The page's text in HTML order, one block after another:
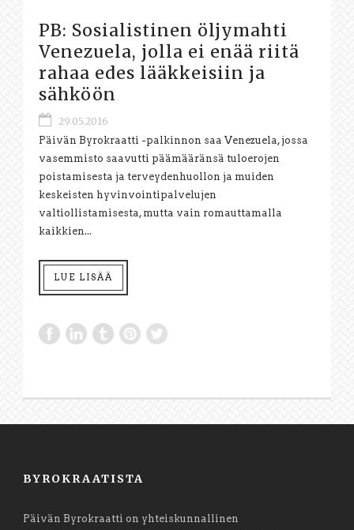
PB: Sosialistinen öljymahti
Venezuela, jolla ei enää riitä
rahaa edes lääkkeisiin ja
sähköön
29.05.2016
Päivän Byrokraatti -palkinnon saa Venezuela, jossa
vasemmisto saavutti päämääränsä tuloerojen
poistamisesta ja terveydenhuollon ja muiden
keskeisten hyvinvointipalvelujen
valtiollistamisesta, mutta vain romauttamalla
kaikkien...
LUE LISÄÄ
BYROKRAATISTA
Päivän Byrokraatti on yhteiskunnallinen